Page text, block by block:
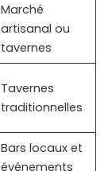
Marché
artisanal ou
tavernes
Tavernes
traditionnelles
Bars locaux et
événements